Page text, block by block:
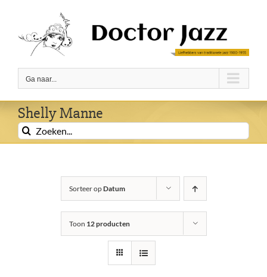
inhoud
Ga naar...
Shelly Manne
Zoeken
naar:
Sorteer opDatum
Toon 12 producten